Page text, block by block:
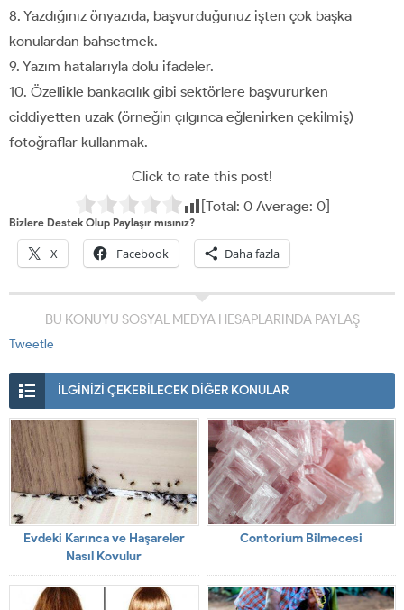
8. Yazdığınız önyazıda, başvurduğunuz işten çok başka
konulardan bahsetmek.
9. Yazım hatalarıyla dolu ifadeler.
10. Özellikle bankacılık gibi sektörlere başvururken
ciddiyetten uzak (örneğin çılgınca eğlenirken çekilmiş)
fotoğraflar kullanmak.
Click to rate this post!
[Total: 0Average: 0]
Bizlere Destek Olup Paylaşır mısınız?
X Facebook Daha fazla
BU KONUYU SOSYAL MEDYA HESAPLARINDA PAYLAŞ
Tweetle
İLGİNİZİ ÇEKEBİLECEK DİĞER KONULAR
Evdeki Karınca ve Haşareler
Nasıl Kovulur
Contorium Bilmecesi